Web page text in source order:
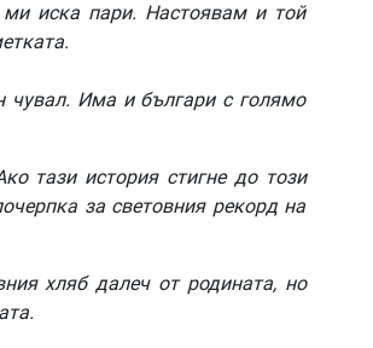
ми иска пари. Настоявам и той
.
чувал. Има и българи с голямо
тази история стигне до този
за световния рекорд на
хляб далеч от родината, но
.